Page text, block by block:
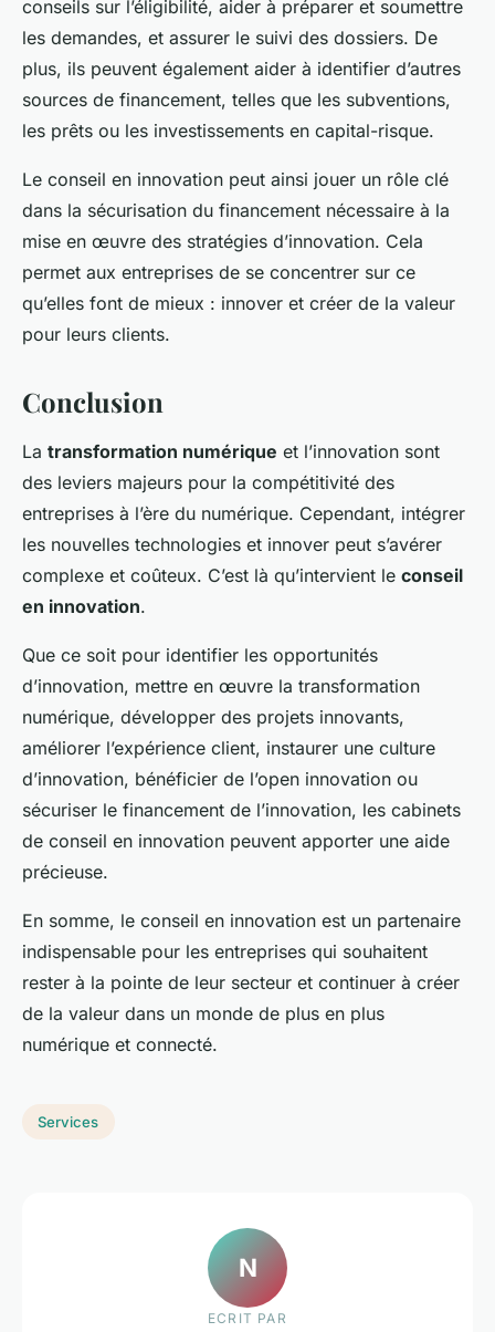
conseils sur l’éligibilité, aider à préparer et soumettre
les demandes, et assurer le suivi des dossiers. De
plus, ils peuvent également aider à identifier d’autres
sources de financement, telles que les subventions,
les prêts ou les investissements en capital-risque.
Le conseil en innovation peut ainsi jouer un rôle clé
dans la sécurisation du financement nécessaire à la
mise en œuvre des stratégies d’innovation. Cela
permet aux entreprises de se concentrer sur ce
qu’elles font de mieux : innover et créer de la valeur
pour leurs clients.
Conclusion
La transformation numérique et l’innovation sont
des leviers majeurs pour la compétitivité des
entreprises à l’ère du numérique. Cependant, intégrer
les nouvelles technologies et innover peut s’avérer
complexe et coûteux. C’est là qu’intervient le conseil
en innovation.
Que ce soit pour identifier les opportunités
d’innovation, mettre en œuvre la transformation
numérique, développer des projets innovants,
améliorer l’expérience client, instaurer une culture
d’innovation, bénéficier de l’open innovation ou
sécuriser le financement de l’innovation, les cabinets
de conseil en innovation peuvent apporter une aide
précieuse.
En somme, le conseil en innovation est un partenaire
indispensable pour les entreprises qui souhaitent
rester à la pointe de leur secteur et continuer à créer
de la valeur dans un monde de plus en plus
numérique et connecté.
Services
N
ECRIT PAR